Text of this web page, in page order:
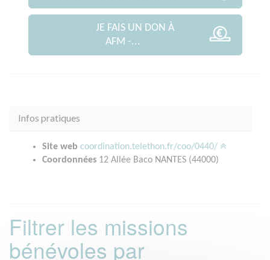
JE FAIS UN DON À
AFM -...
Infos pratiques
Site web coordination.telethon.fr/coo/0440/
Coordonnées 12 Allée Baco NANTES (44000)
Filtrer les missions
bénévoles par